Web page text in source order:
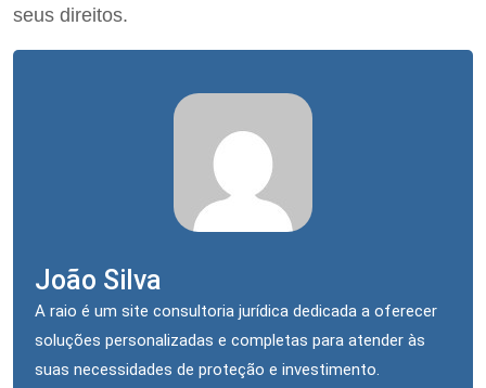
seus direitos.
João Silva
A raio é um site consultoria jurídica dedicada a oferecer
soluções personalizadas e completas para atender às
suas necessidades de proteção e investimento.